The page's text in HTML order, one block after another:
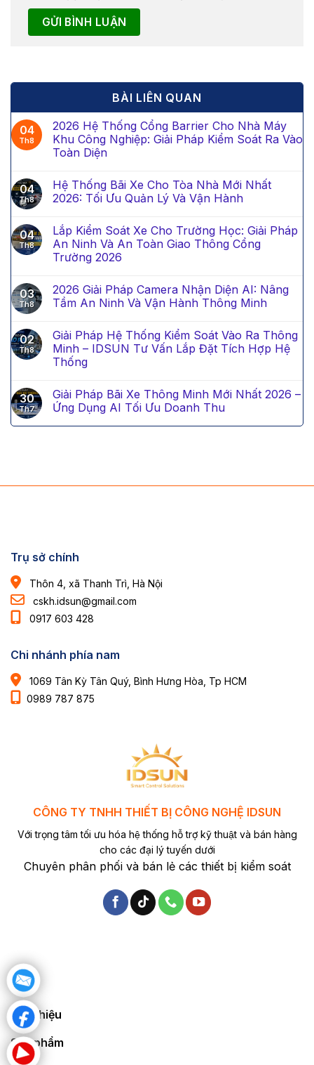
BÀI LIÊN QUAN
04
Th8
2026 Hệ Thống Cổng Barrier Cho Nhà Máy
Khu Công Nghiệp: Giải Pháp Kiểm Soát Ra Vào
Toàn Diện
04
Th8
Hệ Thống Bãi Xe Cho Tòa Nhà Mới Nhất
2026: Tối Ưu Quản Lý Và Vận Hành
04
Th8
Lắp Kiểm Soát Xe Cho Trường Học: Giải Pháp
An Ninh Và An Toàn Giao Thông Cổng
Trường 2026
03
Th8
2026 Giải Pháp Camera Nhận Diện AI: Nâng
Tầm An Ninh Và Vận Hành Thông Minh
02
Th8
Giải Pháp Hệ Thống Kiểm Soát Vào Ra Thông
Minh – IDSUN Tư Vấn Lắp Đặt Tích Hợp Hệ
Thống
30
Th7
Giải Pháp Bãi Xe Thông Minh Mới Nhất 2026 –
Ứng Dụng AI Tối Ưu Doanh Thu
Trụ sở chính
Thôn 4, xã Thanh Trì, Hà Nội
cskh.idsun@gmail.com
0917 603 428
Chi nhánh phía nam
1069 Tân Kỳ Tân Quý, Bình Hưng Hòa, Tp HCM
0989 787 875
CÔNG TY TNHH THIẾT BỊ CÔNG NGHỆ IDSUN
Với trọng tâm tối ưu hóa hệ thống hỗ trợ kỹ thuật và bán hàng
cho các đại lý tuyến dưới
Chuyên phân phối và bán lẻ các thiết bị kiểm soát
Giới thiệu
Sản phẩm